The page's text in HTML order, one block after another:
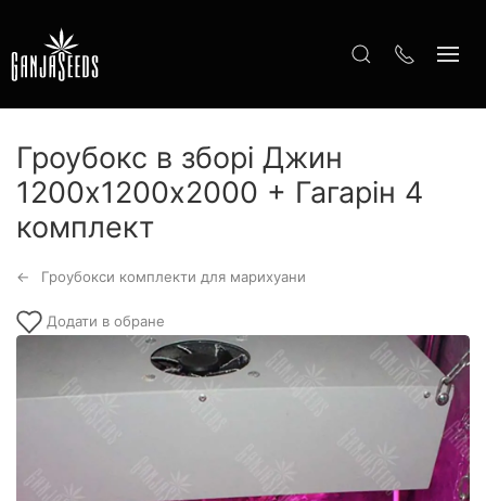
Гроубокс в зборі Джин
1200х1200х2000 + Гагарін 4
комплект
Гроубокси комплекти для марихуани
Додати в обране